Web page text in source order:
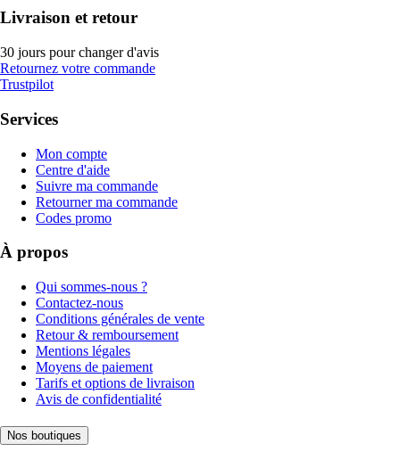
Livraison et retour
30 jours pour changer d'avis
Retournez votre commande
Trustpilot
Services
Mon compte
Centre d'aide
Suivre ma commande
Retourner ma commande
Codes promo
À propos
Qui sommes-nous ?
Contactez-nous
Conditions générales de vente
Retour & remboursement
Mentions légales
Moyens de paiement
Tarifs et options de livraison
Avis de confidentialité
Nos boutiques